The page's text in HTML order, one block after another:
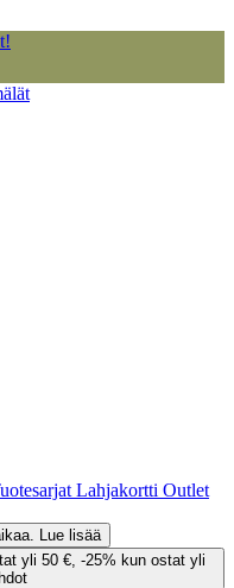
Lahjakortti Outlet
Lue lisää
yli 50 €, -25% kun ostat yli